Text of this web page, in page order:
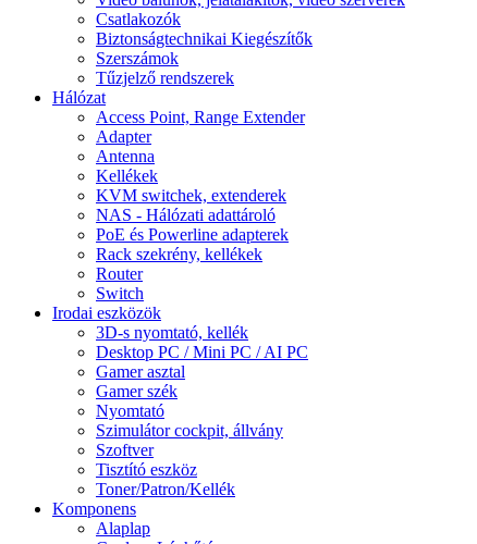
Csatlakozók
Biztonságtechnikai Kiegészítők
Szerszámok
Tűzjelző rendszerek
Hálózat
Access Point, Range Extender
Adapter
Antenna
Kellékek
KVM switchek, extenderek
NAS - Hálózati adattároló
PoE és Powerline adapterek
Rack szekrény, kellékek
Router
Switch
Irodai eszközök
3D-s nyomtató, kellék
Desktop PC / Mini PC / AI PC
Gamer asztal
Gamer szék
Nyomtató
Szimulátor cockpit, állvány
Szoftver
Tisztító eszköz
Toner/Patron/Kellék
Komponens
Alaplap